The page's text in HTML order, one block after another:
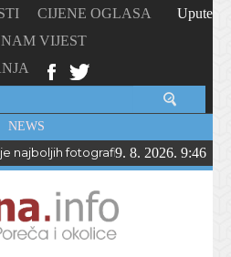
CIJENE OGLASA
VIJEST
Upute
NEWS
najboljih fotografija – PhotoCity2026
9. 8. 2026. 9:46